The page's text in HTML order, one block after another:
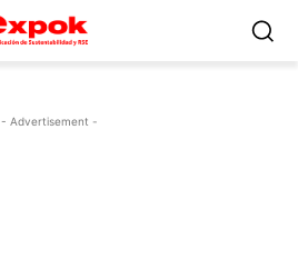
- Advertisement -